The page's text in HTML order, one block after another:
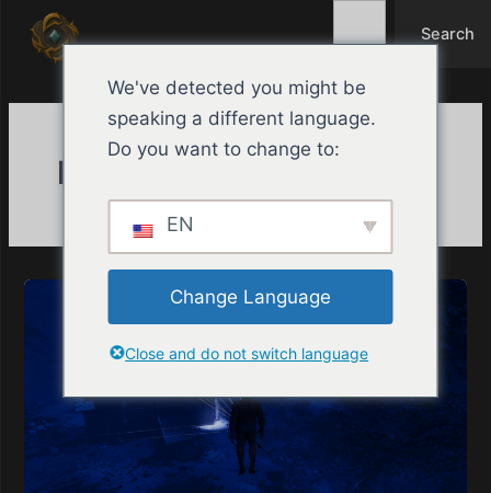
Μετάβαση
περιεχόμενο
Search
Principal
We've detected you might be
speaking a different language.
Do you want to change to:
EN
Change Language
Close and do not switch language